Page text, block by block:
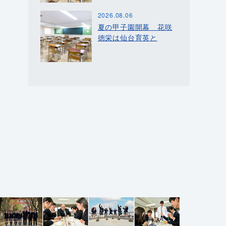
2026.08.06
夏の甲子園開幕 花咲
徳栄は仙台育英と